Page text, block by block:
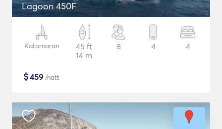
Lagoon 450F
Katamaran
45 ft
14 m
8 4 4
$459 /natt